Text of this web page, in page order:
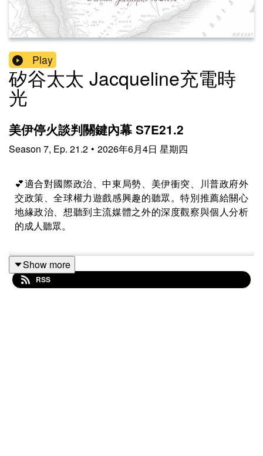
Play
矽谷太太 Jacqueline充電時
光
美伊停火談判關鍵內幕 S7E21.2
Season 7, Ep. 21.2 • 2026年6月4日 星期四
💕適合對國際政治、中東局勢、美伊衝突、川普政府外
交政策、全球權力遊戲感興趣的聽眾。特別推薦給關心
地緣政治、想聽到主流媒體之外的深度觀察與個人分析
的成人聽眾。
✍️本集節目帶來美國國務卿盧比奧在國會預算案最新備
詢內容的詳細解析，深入剖析美伊停火談判的四大紅
Show more
RSS